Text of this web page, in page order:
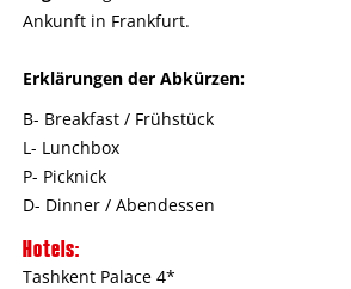
Ankunft in Frankfurt.
Erklärungen der Abkürzen:
B- Breakfast / Frühstück
L- Lunchbox
P- Picknick
D- Dinner / Abendessen
Hotels:
Tashkent Palace 4*